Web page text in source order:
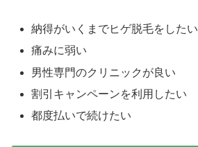
納得がいくまでヒゲ脱毛をしたい
痛みに弱い
男性専門のクリニックが良い
割引キャンペーンを利用したい
都度払いで続けたい